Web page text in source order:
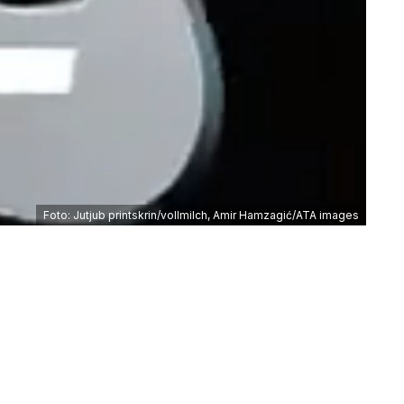
Foto: Jutjub printskrin/vollmilch, Amir Hamzagić/ATA images